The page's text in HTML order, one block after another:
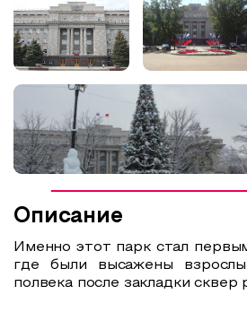
Образовательный туризм
Аттестованные экскурсоводы
Маршруты от экскурсоводов
Все маршруты
Доступная среда
Описание
Именно этот парк стал
где были высажены
полвека после закладки сквер